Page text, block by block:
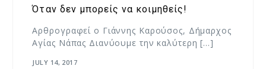
Όταν δεν μπορείς να κοιμηθείς!
Αρθρογραφεί ο Γιάννης Καρούσος, Δήμαρχος
Αγίας Νάπας Διανύουμε την καλύτερη […]
JULY 14, 2017